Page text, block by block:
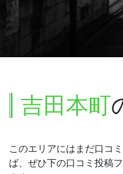
吉田本町
このエリアにはまだ口コ
ば、ぜひ下の口コミ投稿